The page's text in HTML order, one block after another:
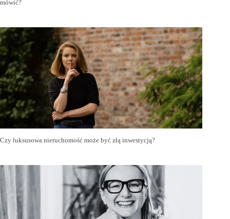
mówić?
Czy luksusowa nieruchomość może być złą inwestycją?